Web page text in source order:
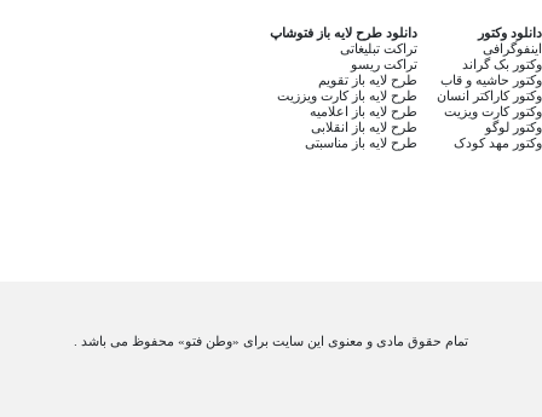
دانلود وکتور
اینفوگرافی
وکتور بک گراند
وکتور حاشیه و قاب
وکتور کاراکتر انسان
وکتور کارت ویزیت
وکتور لوگو
وکتور مهد کودک
دانلود طرح لایه باز فتوشاپ
تراکت تبلیغاتی
تراکت ریسو
طرح لایه باز تقویم
طرح لایه باز کارت ویززیت
طرح لایه باز اعلامیه
طرح لایه باز انقلابی
طرح لایه باز مناسبتی
تمام حقوق مادی و معنوی این سایت برای «وطن فتو» محفوظ می باشد .